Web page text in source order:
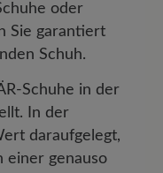
oder
Sie garantiert
Schuh.
Schuhe in der
In der
daraufgelegt,
einer genauso